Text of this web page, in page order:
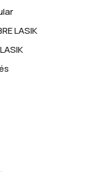
LASIK